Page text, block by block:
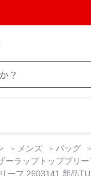
メンズ バッグ
ーラップトップブリ
ーフ 2603141 新品